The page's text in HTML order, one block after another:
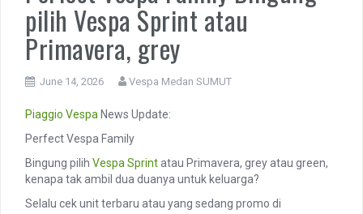
pilih Vespa Sprint atau
Primavera, grey
June 14, 2026 Vespa Medan SUMUT
Piaggio Vespa News Update:
Perfect Vespa Family
Bingung pilih Vespa Sprintatau Primavera, grey atau green,
kenapa tak ambil dua duanya untuk keluarga?
Selalu cek unit terbaru atau yang sedang promo di